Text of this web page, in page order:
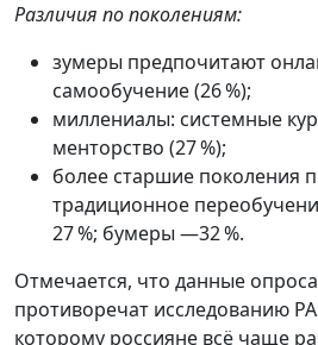
Различия по поколениям:
зумеры предпочитают
самообучение (26 %);
миллениалы: системные
менторство (27 %);
более старшие поколения
традиционное
27 %; бумеры —32 %.
Отмечается, что данные
противоречат исследованию
которому россияне всё чаще